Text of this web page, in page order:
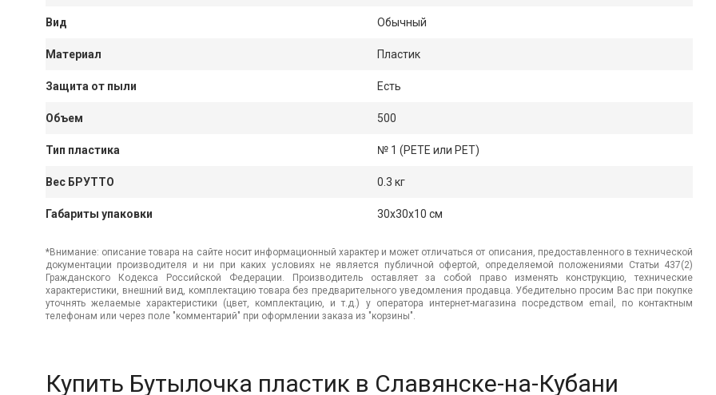
Вид Обычный
Материал Пластик
Защита от пыли Есть
Объем 500
Тип пластика № 1 (PETE или PET)
Вес БРУТТО 0.3 кг
Габариты упаковки 30x30x10 см
*Внимание: описание товара на сайте носит информационный характер и может отличаться от описания, предоставленного в технической
документации производителя и ни при каких условиях не является публичной офертой, определяемой положениями Статьи 437(2)
Гражданского Кодекса Российской Федерации. Производитель оставляет за собой право изменять конструкцию, технические
характеристики, внешний вид, комплектацию товара без предварительного уведомления продавца. Убедительно просим Вас при покупке
уточнять желаемые характеристики (цвет, комплектацию, и т.д.) у оператора интернет-магазина посредством email, по контактным
телефонам или через поле "комментарий" при оформлении заказа из "корзины".
Купить Бутылочка пластик в Славянске-на-Кубани